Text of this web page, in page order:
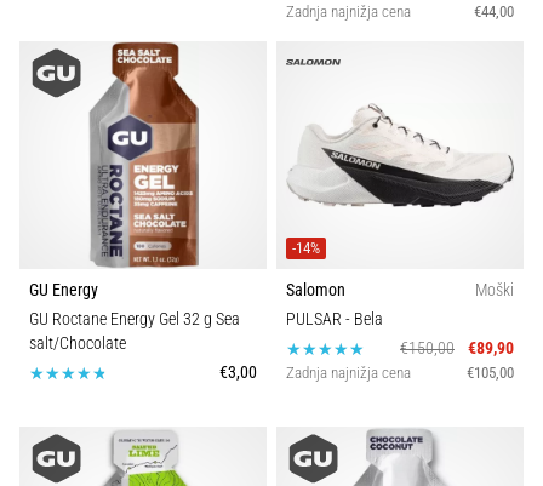
Zadnja najnižja cena €44,00
GU Energy
GU Roctane Energy Gel 32 g Sea
salt/Chocolate
€3,00
-14%
Salomon
Moški
PULSAR - Bela
€150,00
€89,90
Zadnja najnižja cena €105,00